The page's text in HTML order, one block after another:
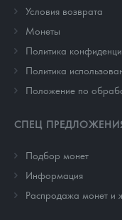
Условия возврата
Монеты
Политика
Политика
Положение по
СПЕЦ
Подбор монет
Информация
Распродажа монет и